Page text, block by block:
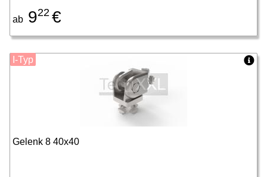
ab 922 €
Gelenk 8 40x40
I-Typ